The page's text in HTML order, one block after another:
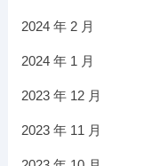
2024 年 2 月
2024 年 1 月
2023 年 12 月
2023 年 11 月